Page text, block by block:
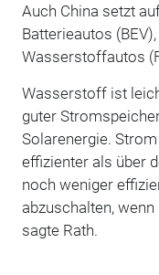
Auch China setzt
Batterieautos
Wasserstoffautos
Wasserstoff ist
guter
Solarenergie.
effizienter als über
noch weniger
abzuschalten,
sagte Rath.